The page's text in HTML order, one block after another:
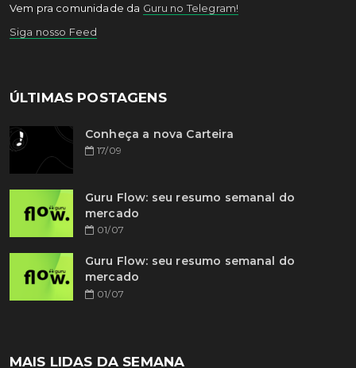
Vem pra comunidade da Guru no Telegram!
Siga nosso Feed
ÚLTIMAS POSTAGENS
Conheça a nova Carteira
17/09
Guru Flow: seu resumo semanal do
mercado
01/07
Guru Flow: seu resumo semanal do
mercado
01/07
MAIS LIDAS DA SEMANA